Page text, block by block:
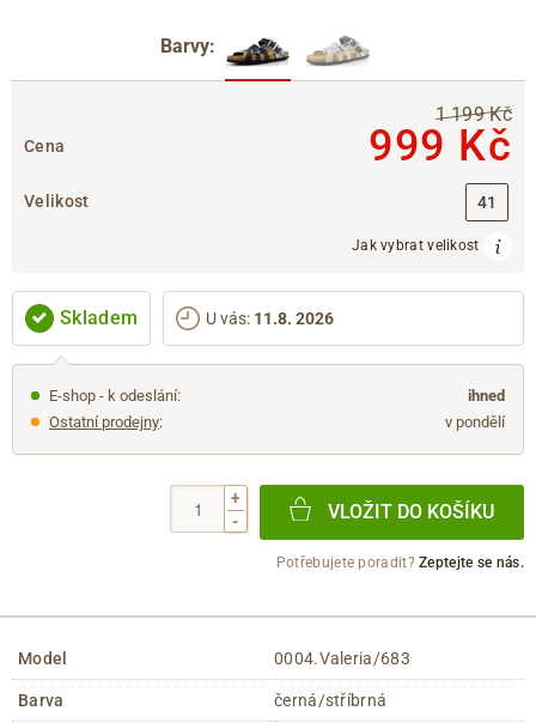
Barvy:
Cena
1 199 Kč
999 Kč
Velikost 41
Jak vybrat velikost
Skladem U vás: 11.8. 2026
E-shop - k odeslání:
ihned
Ostatní prodejny: v pondělí
+
-
VLOŽIT DO KOŠÍKU
Potřebujete poradit?Zeptejte se nás.
Model 0004.Valeria/683
Barva černá/stříbrná